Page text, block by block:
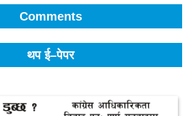
Comments
थप ई–पेपर